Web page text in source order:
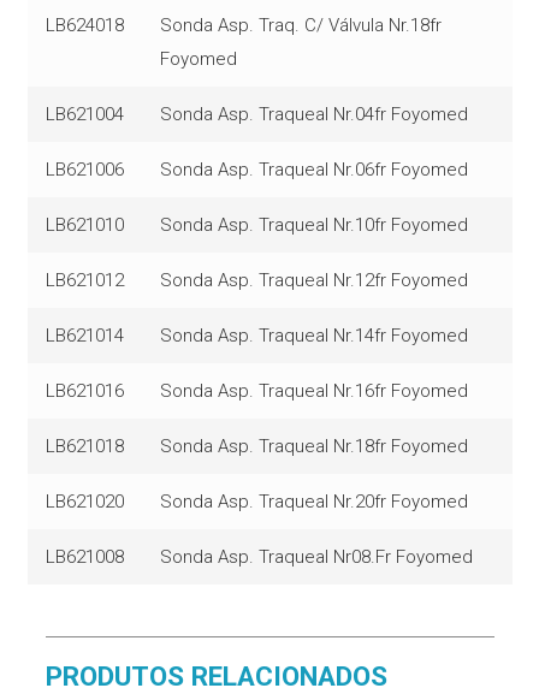
LB624018
Sonda Asp. Traq. C/ Válvula Nr.18fr
Foyomed
LB621004 Sonda Asp. Traqueal Nr.04fr Foyomed
LB621006 Sonda Asp. Traqueal Nr.06fr Foyomed
LB621010 Sonda Asp. Traqueal Nr.10fr Foyomed
LB621012 Sonda Asp. Traqueal Nr.12fr Foyomed
LB621014 Sonda Asp. Traqueal Nr.14fr Foyomed
LB621016 Sonda Asp. Traqueal Nr.16fr Foyomed
LB621018 Sonda Asp. Traqueal Nr.18fr Foyomed
LB621020 Sonda Asp. Traqueal Nr.20fr Foyomed
LB621008 Sonda Asp. Traqueal Nr08.Fr Foyomed
PRODUTOS RELACIONADOS